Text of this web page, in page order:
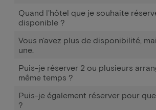
Quand l'hôtel que je souhaite
disponible ?
Vous n'avez plus de disponibilité,
une.
Puis-je réserver 2 ou plusieurs
même temps ?
Puis-je également réserver pour
?